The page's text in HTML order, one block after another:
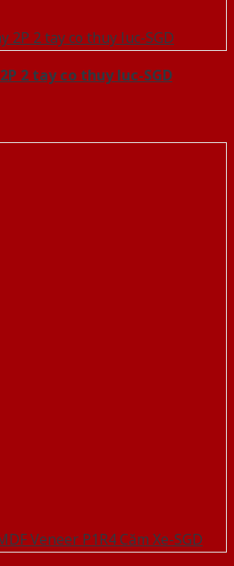
2 tay co thuy luc-SGD